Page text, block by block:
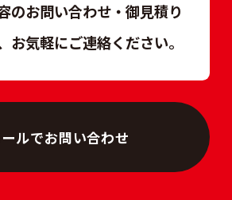
のお問い合わせ・御見積り
お気軽にご連絡ください。
ルでお問い合わせ